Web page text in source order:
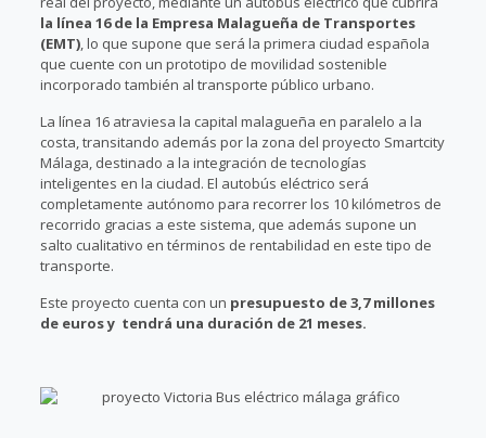
la línea 16 de la Empresa Malagueña de Transportes
(EMT), lo que supone que será la primera ciudad española
que cuente con un prototipo de movilidad sostenible
incorporado también al transporte público urbano.
La línea 16 atraviesa la capital malagueña en paralelo a la
costa, transitando además por la zona del proyecto Smartcity
Málaga, destinado a la integración de tecnologías
inteligentes en la ciudad. El autobús eléctrico será
completamente autónomo para recorrer los 10 kilómetros de
recorrido gracias a este sistema, que además supone un
salto cualitativo en términos de rentabilidad en este tipo de
transporte.
Este proyecto cuenta con un presupuesto de 3,7 millones
de euros y tendrá una duración de 21 meses.